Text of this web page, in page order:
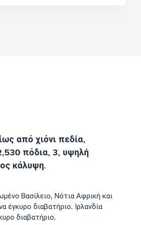
από χιόνι πεδία,
πόδια, 3, υψηλή
κάλυψη.
Βασίλειο, Νότια Αφρική και
έγκυρο διαβατήριο. Ιρλανδία
διαβατήριο.